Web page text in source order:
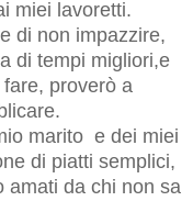
miei lavoretti.
di non impazzire,
di tempi migliori,e
proverò a
marito e dei miei
di piatti semplici,
amati da chi non sa